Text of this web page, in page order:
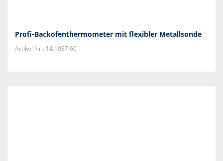
Profi-Backofenthermometer mit flexibler Metallsonde
Artikel Nr.: 14.1037.60